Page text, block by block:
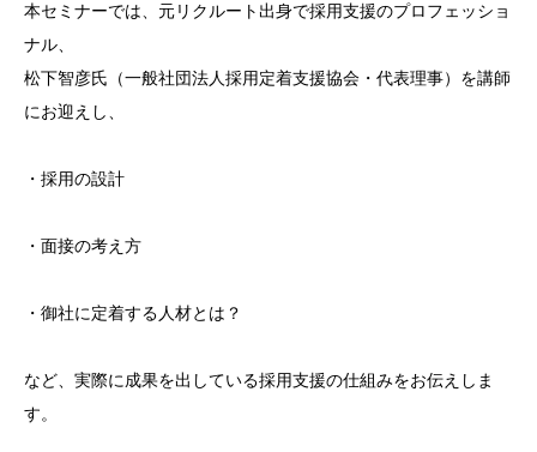
本セミナーでは、元リクルート出身で採用支援のプロフェッショ
ナル、
松下智彦氏（一般社団法人採用定着支援協会・代表理事）を講師
にお迎えし、
・採用の設計
・面接の考え方
・御社に定着する人材とは？
など、実際に成果を出している採用支援の仕組みをお伝えしま
す。